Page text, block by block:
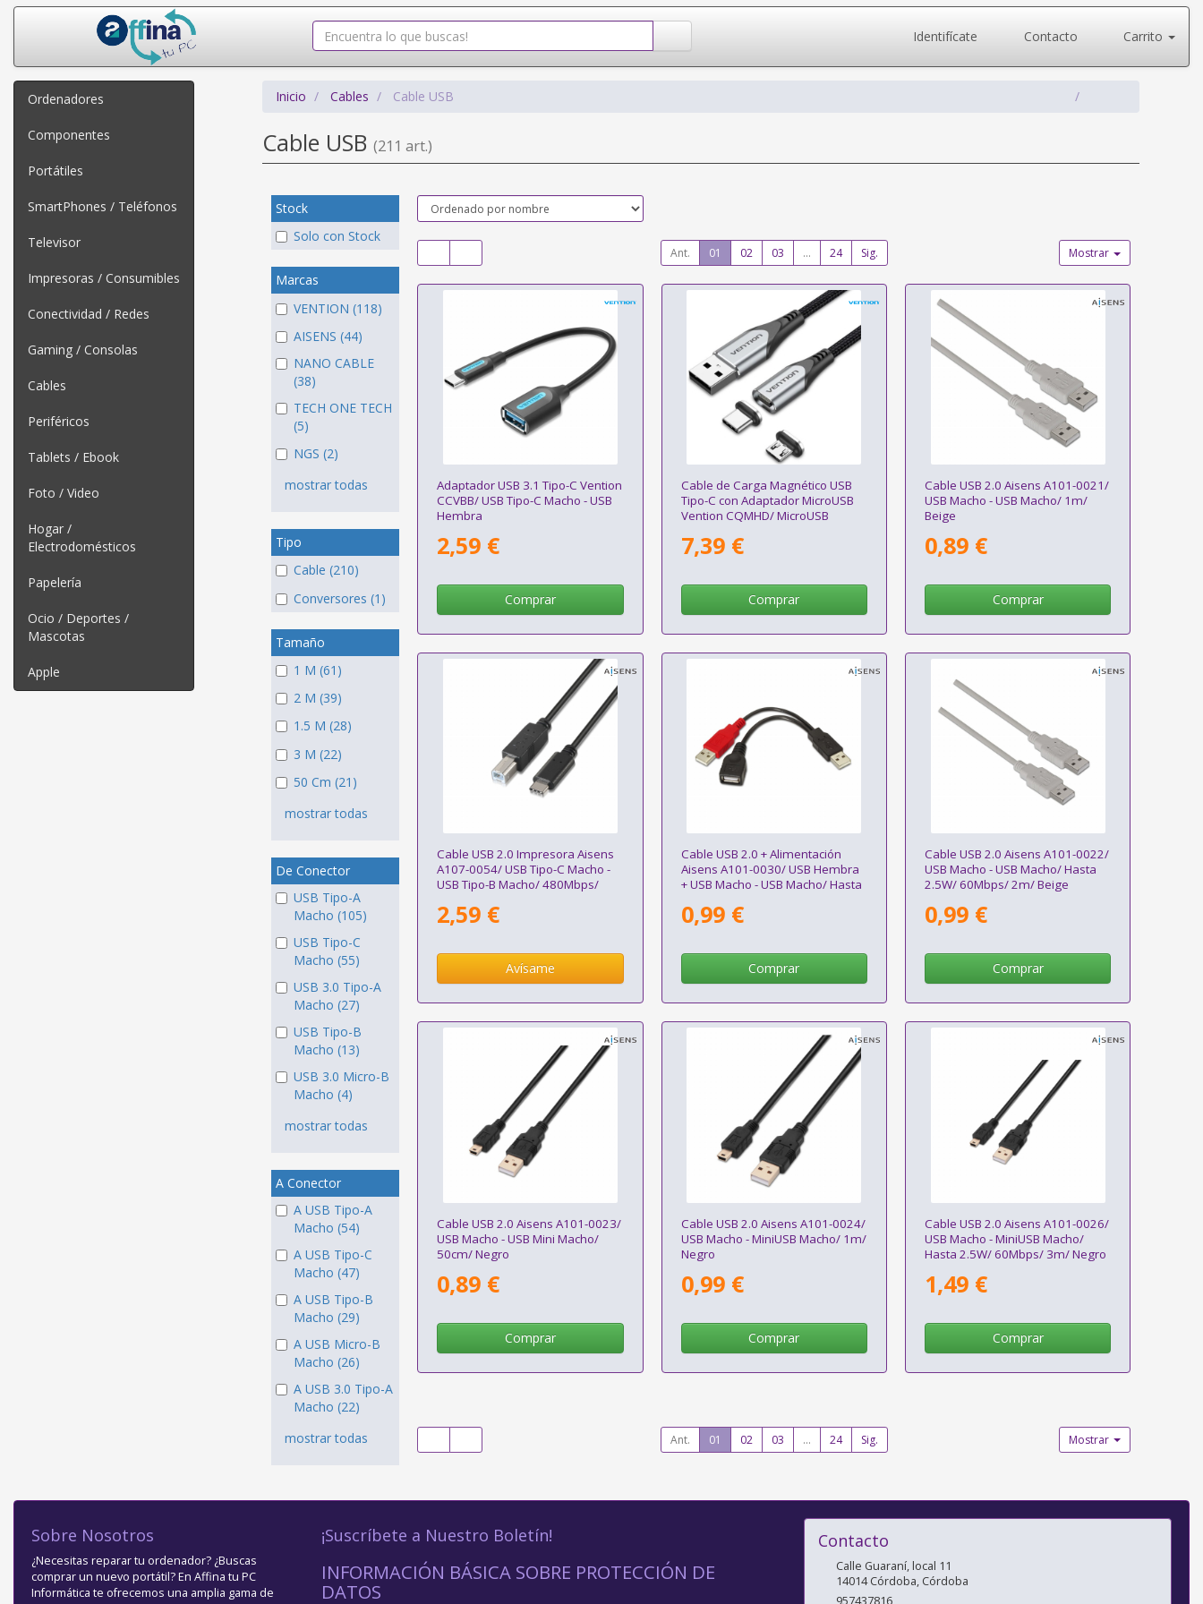
Identifícate Contacto Carrito
Ordenadores
Componentes
Portátiles
SmartPhones / Teléfonos
Televisor
Impresoras / Consumibles
Conectividad / Redes
Gaming / Consolas
Cables
Periféricos
Tablets / Ebook
Foto / Video
Hogar /
Electrodomésticos
Papelería
Ocio / Deportes /
Mascotas
Apple
Inicio Cables Cable USB
Cable USB (211 art.)
Stock
Solo con Stock
Marcas
VENTION (118)
AISENS (44)
NANO CABLE
(38)
TECH ONE TECH
(5)
NGS (2)
mostrar todas
Tipo
Cable (210)
Conversores (1)
Tamaño
1 M (61)
2 M (39)
1.5 M (28)
3 M (22)
50 Cm (21)
mostrar todas
De Conector
USB Tipo-A
Macho (105)
USB Tipo-C
Macho (55)
USB 3.0 Tipo-A
Macho (27)
USB Tipo-B
Macho (13)
USB 3.0 Micro-B
Macho (4)
mostrar todas
A Conector
A USB Tipo-A
Macho (54)
A USB Tipo-C
Macho (47)
A USB Tipo-B
Macho (29)
A USB Micro-B
Macho (26)
A USB 3.0 Tipo-A
Macho (22)
mostrar todas
Ant. 01 02 03 ... 24 Sig. Mostrar
Adaptador USB 3.1 Tipo-C Vention
CCVBB/ USB Tipo-C Macho - USB
Hembra
2,59 €
Comprar
Cable de Carga Magnético USB
Tipo-C con Adaptador MicroUSB
Vention CQMHD/ MicroUSB
Macho/ Hasta 60W/ 480Mbps/
50cm/ Gris
7,39 €
Comprar
Cable USB 2.0 Aisens A101-0021/
USB Macho - USB Macho/ 1m/
Beige
0,89 €
Comprar
Cable USB 2.0 Impresora Aisens
A107-0054/ USB Tipo-C Macho -
USB Tipo-B Macho/ 480Mbps/
2,59 €
Avísame
Cable USB 2.0 + Alimentación
Aisens A101-0030/ USB Hembra
+ USB Macho - USB Macho/ Hasta
Rojo
0,99 €
Comprar
Cable USB 2.0 Aisens A101-0022/
USB Macho - USB Macho/ Hasta
2.5W/ 60Mbps/ 2m/ Beige
0,99 €
Comprar
Cable USB 2.0 Aisens A101-0023/
USB Macho - USB Mini Macho/
50cm/ Negro
0,89 €
Comprar
Cable USB 2.0 Aisens A101-0024/
USB Macho - MiniUSB Macho/ 1m/
Negro
0,99 €
Comprar
Cable USB 2.0 Aisens A101-0026/
USB Macho - MiniUSB Macho/
Hasta 2.5W/ 60Mbps/ 3m/ Negro
1,49 €
Comprar
Ant. 01 02 03 ... 24 Sig. Mostrar
Sobre Nosotros
¿Necesitas reparar tu ordenador? ¿Buscas
comprar un nuevo portátil? En Affina tu PC
Informática te ofrecemos una amplia gama de
¡Suscríbete a Nuestro Boletín!
INFORMACIÓN BÁSICA SOBRE PROTECCIÓN DE
DATOS
Contacto
Calle Guaraní, local 11
14014 Córdoba, Córdoba
957437816